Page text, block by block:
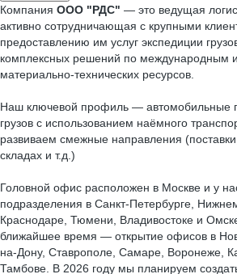
Компания ООО "РДС" — это ведущая
активно сотрудничающая с крупными
предоставлению им услуг экспедиции
комплексных решений по международным
материально-технических ресурсов.
Наш ключевой профиль — автомобильные
грузов с использованием наёмного
развиваем смежные направления
складах и т.д.)
Головной офис расположен в Москве и у
подразделения в Санкт-Петербурге,
Краснодаре, Тюмени, Владивостоке и
ближайшее время — открытие офисов в
на-Дону, Ставрополе, Самаре, Воронеже,
Тамбове. В 2026 году мы планируем